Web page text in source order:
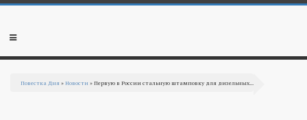
Перейти к основному содержанию
Мобильное
Повестка Дня »Новости » Первую в России стальную штамповку для дизельных...